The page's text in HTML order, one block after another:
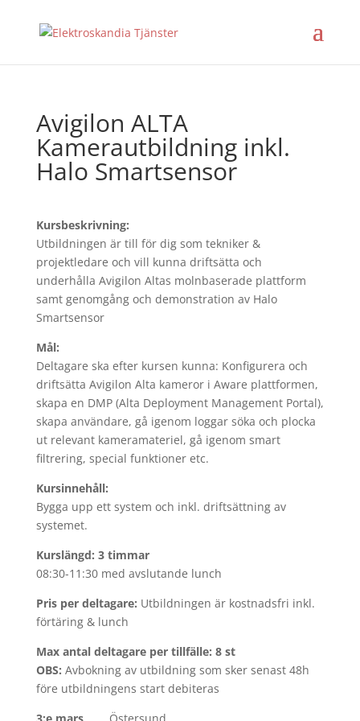
Avigilon ALTA
Kamerautbildning inkl.
Halo Smartsensor
Kursbeskrivning:
Utbildningen är till för dig som tekniker &
projektledare och vill kunna driftsätta och
underhålla Avigilon Altas molnbaserade plattform
samt genomgång och demonstration av Halo
Smartsensor
Mål:
Deltagare ska efter kursen kunna: Konfigurera och
driftsätta Avigilon Alta kameror i Aware plattformen,
skapa en DMP (Alta Deployment Management Portal),
skapa användare, gå igenom loggar söka och plocka
ut relevant kameramateriel, gå igenom smart
filtrering, special funktioner etc.
Kursinnehåll:
Bygga upp ett system och inkl. driftsättning av
systemet.
Kurslängd: 3 timmar
08:30-11:30 med avslutande lunch
Pris per deltagare: Utbildningen är kostnadsfri inkl.
förtäring & lunch
Max antal deltagare per tillfälle: 8 st
OBS: Avbokning av utbildning som sker senast 48h
före utbildningens start debiteras